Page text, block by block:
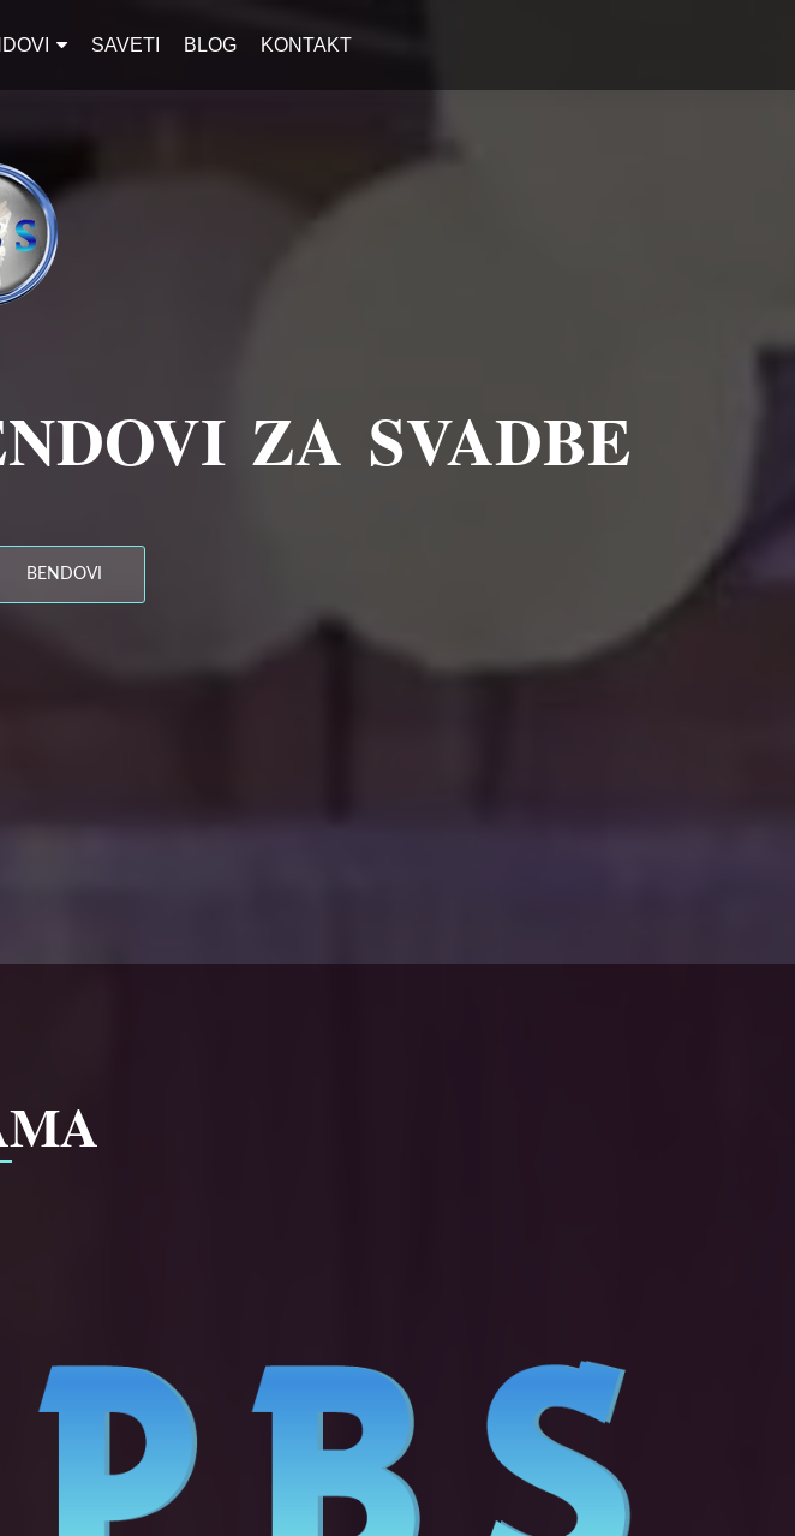
SAVETI BLOG KONTAKT
ZA SVADBE
BENDOVI